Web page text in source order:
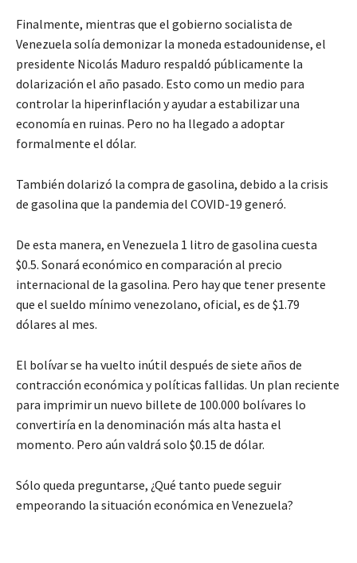
Finalmente, mientras que el gobierno socialista de
Venezuela solía demonizar la moneda estadounidense, el
presidente Nicolás Maduro respaldó públicamente la
dolarización el año pasado. Esto como un medio para
controlar la hiperinflación y ayudar a estabilizar una
economía en ruinas. Pero no ha llegado a adoptar
formalmente el dólar.
También dolarizó la compra de gasolina, debido a la crisis
de gasolina que la pandemia del COVID-19 generó.
De esta manera, en Venezuela 1 litro de gasolina cuesta
$0.5. Sonará económico en comparación al precio
internacional de la gasolina. Pero hay que tener presente
que el sueldo mínimo venezolano, oficial, es de $1.79
dólares al mes.
El bolívar se ha vuelto inútil después de siete años de
contracción económica y políticas fallidas. Un plan reciente
para imprimir un nuevo billete de 100.000 bolívares lo
convertiría en la denominación más alta hasta el
momento. Pero aún valdrá solo $0.15 de dólar.
Sólo queda preguntarse, ¿Qué tanto puede seguir
empeorando la situación económica en Venezuela?